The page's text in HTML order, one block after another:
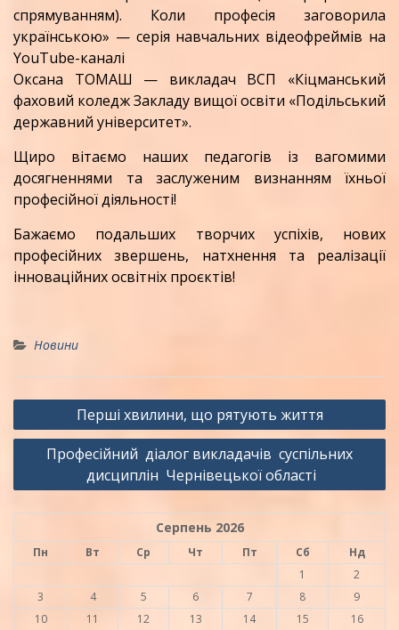
спрямуванням). Коли професія заговорила
українською» — серія навчальних відеофреймів на
YouTube-каналі
Оксана ТОМАШ — викладач ВСП «Кіцманський
фаховий коледж Закладу вищої освіти «Подільський
державний університет».
Щиро вітаємо наших педагогів із вагомими
досягненнями та заслуженим визнанням їхньої
професійної діяльності!
Бажаємо подальших творчих успіхів, нових
професійних звершень, натхнення та реалізації
інноваційних освітніх проєктів!
Новини
Навігація
записів
Перші хвилини, що рятують життя
Професійний діалог викладачів суспільних
дисциплін Чернівецької області
Серпень 2026
Пн Вт Ср Чт Пт Сб
Нд
1
2
3
4 5 6 7 8
9
10
11 12 13 14 15
16